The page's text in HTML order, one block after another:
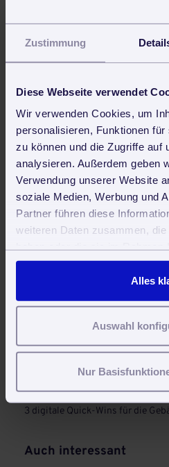
Zustimmung
Diese Webseite verwendet
Wir verwenden Cookies, um
personalisieren, Funktionen
zu können und die Zugriffe auf
analysieren. Außerdem geben
Verwendung unserer Website
soziale Medien, Werbung und
Partner führen diese
weiteren Daten zusammen,
gesammelt haben. Sie geben
Cookies, wenn Sie unsereAlles
Auswahl
Nur
30 Tage kostenlos und
Jetzt
Neueste Beiträge
Reinigungsroboter in der
und Zukunftsperspektiven
höchste Priorität. Doch nur 3
angekommen. Was läuft da
Daytime Cleaning:
3 digitale Quick-Wins für die
Auch interessant